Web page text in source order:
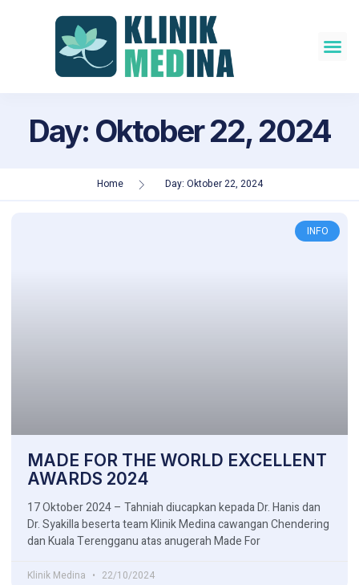
Day: Oktober 22, 2024
Home Day: Oktober 22, 2024
INFO
MADE FOR THE WORLD EXCELLENT
AWARDS 2024
17 Oktober 2024 – Tahniah diucapkan kepada Dr. Hanis dan
Dr. Syakilla beserta team Klinik Medina cawangan Chendering
dan Kuala Terengganu atas anugerah Made For
Klinik Medina 22/10/2024